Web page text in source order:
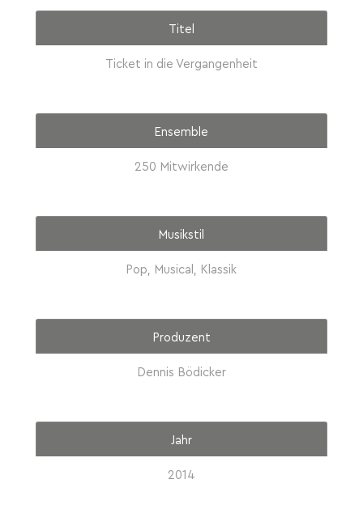
Titel
Ticket in die Vergangenheit
Ensemble
250 Mitwirkende
Musikstil
Pop, Musical, Klassik
Produzent
Dennis Bödicker
Jahr
2014